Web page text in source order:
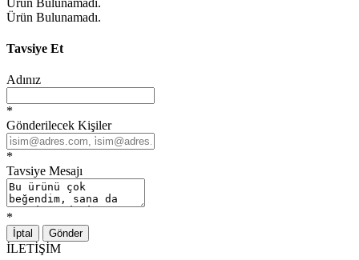
Ürün Bulunamadı.
Tavsiye Et
Adınız
*
Gönderilecek Kişiler
*
Tavsiye Mesajı
*
İptal Gönder
İLETİŞİM